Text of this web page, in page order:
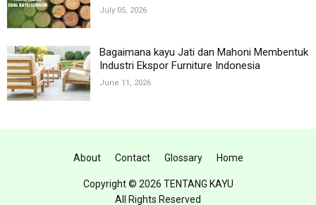
July 05, 2026
Bagaimana kayu Jati dan Mahoni Membentuk
Industri Ekspor Furniture Indonesia
June 11, 2026
Copyright © 2026 TENTANG KAYU
All Rights Reserved
About Contact Glossary Home